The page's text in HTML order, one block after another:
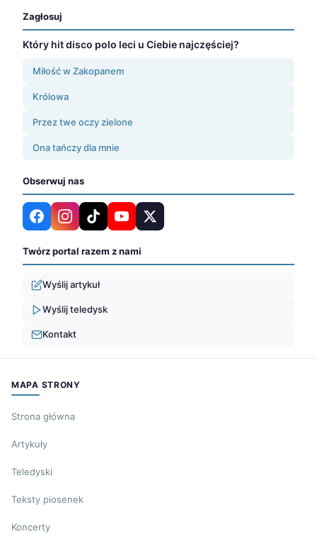
Zagłosuj
Który hit disco polo leci u Ciebie najczęściej?
Miłość w Zakopanem
Królowa
Przez twe oczy zielone
Ona tańczy dla mnie
Obserwuj nas
Twórz portal razem z nami
Wyślij artykuł
Wyślij teledysk
Kontakt
MAPA STRONY
Strona główna
Artykuły
Teledyski
Teksty piosenek
Koncerty